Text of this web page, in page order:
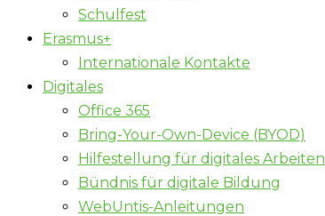
Schulfest
Erasmus+
Internationale Kontakte
Digitales
Office 365
Bring-Your-Own-Device (BYOD)
Hilfestellung für digitales Arbeiten
Bündnis für digitale Bildung
WebUntis-Anleitungen